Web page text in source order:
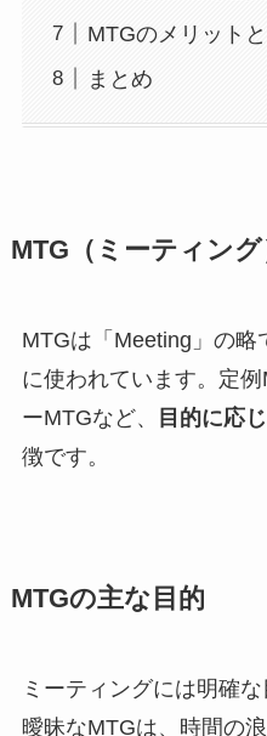
MTGのメリット
まとめ
MTG（ミーティン
MTGは「Meeting」の略
に使われています。定
ーMTGなど、
目的に応
徴です。
MTGの主な目的
ミーティングには明確
曖昧なMTGは、時間の